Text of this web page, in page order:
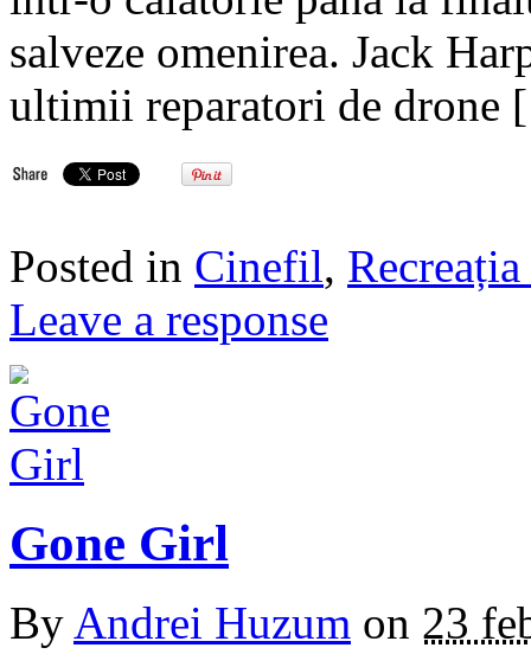
salveze omenirea. Jack
ultimii reparatori de
Posted in Cinefil,
Leave a response
Gone Girl
By Andrei Huzum on 23